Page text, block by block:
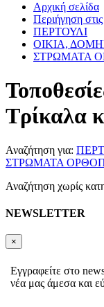
Αρχική σελίδα
Περιήγηση
ΠΕΡΤΟΥΛΙ
ΟΙΚΙΑ,
ΣΤΡΩΜΑΤΑ
Τρίκαλα
Αναζήτηση για:
ΣΤΡΩΜΑΤΑ
Αναζήτηση χωρίς
NEWSLETTER
×
Εγγραφείτε στο
νέα μας άμεσα και